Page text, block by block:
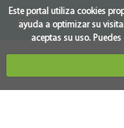
Este portal utiliza cookies
ayuda a optimizar su
aceptas su uso.